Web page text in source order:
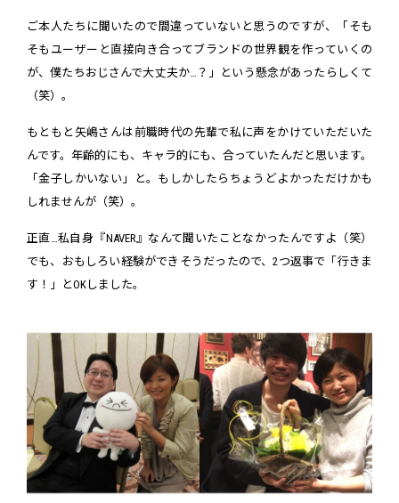
ご本人たちに聞いたので間違っていないと思うのですが、「そも
そもユーザーと直接向き合ってブランドの世界観を作っていくの
が、僕たちおじさんで大丈夫か…？」という懸念があったらしくて
（笑）。
もともと矢嶋さんは前職時代の先輩で私に声をかけていただいた
んです。年齢的にも、キャラ的にも、合っていたんだと思います。
「金子しかいない」と。もしかしたらちょうどよかっただけかも
しれませんが（笑）。
正直…私自身『NAVER』なんて聞いたことなかったんですよ（笑）
でも、おもしろい経験ができそうだったので、2つ返事で「行きま
す！」とOKしました。